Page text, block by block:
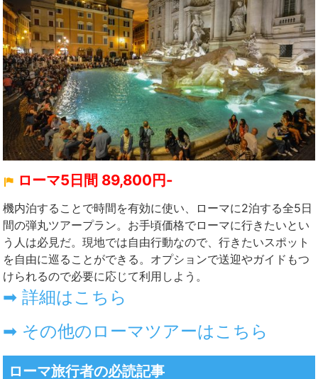
ローマ5日間 89,800円-
機内泊することで時間を有効に使い、ローマに2泊する全5日
間の弾丸ツアープラン。お手頃価格でローマに行きたいとい
う人は必見だ。現地では自由行動なので、行きたいスポット
を自由に巡ることができる。オプションで送迎やガイドもつ
けられるので必要に応じて利用しよう。
➡ 詳細はこちら
➡ その他のローマツアーはこちら
ローマ旅行者の必読記事